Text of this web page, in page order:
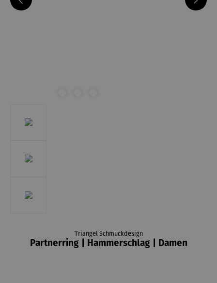
Triangel Schmuckdesign
Partnerring | Hammerschlag | Damen